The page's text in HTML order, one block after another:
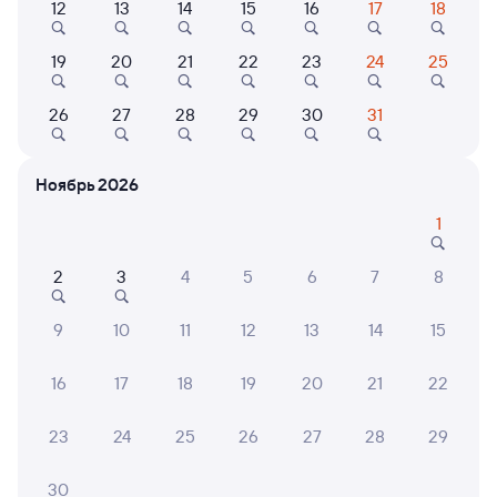
Выберите дату
Даже если сейчас нет мест
Отзывы пассажиров Туту о поездах
Мы отображаем актуальные отзывы и не удаляем
отрицательные мнения
2 Роман И.
Невозможное духота всю ночь истекал потом
12 13 14 15 16 17 18
19 20 21 22 23 24 25
26 27 28 29 30 31
Ноябрь 2026
1
2 3 4 5 6 7 8
9 10 11 12 13 14 15
16 17 18 19 20 21 22
23 24 25 26 27 28 29
30